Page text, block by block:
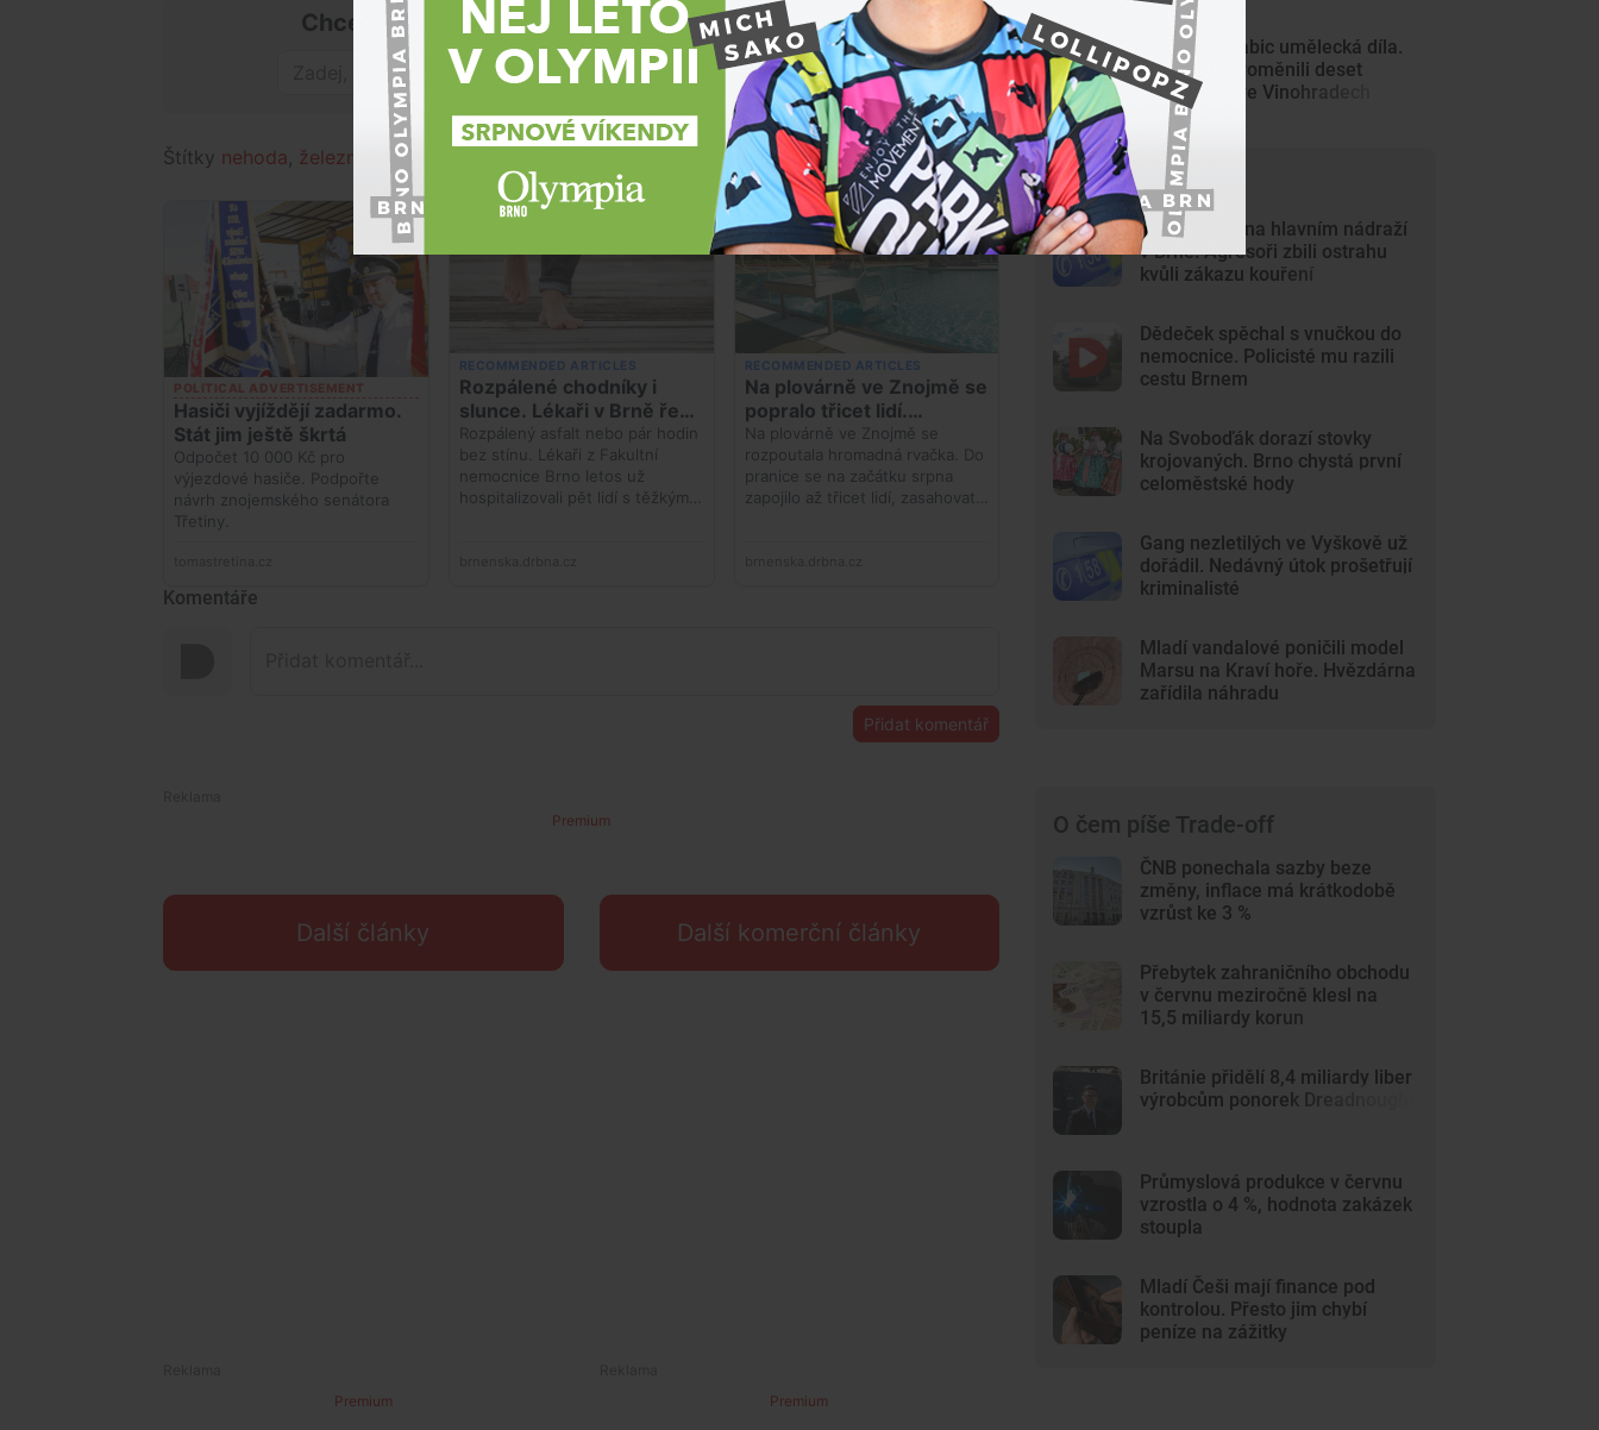
Chceš mít přehled o tom, co se děje kolem tebe?
Přihlásit
Štítky nehoda železnice Jihomoravský
Komentáře
Přidat komentář
Premium
Další články Další komerční články
Z šedých krabic umělecká díla.
Výtvarníci proměnili deset
trafostanic ve Vinohradech
Nejčtenější články
Krvavý útok na hlavním nádraží
v Brně. Agresoři zbili ostrahu
kvůli zákazu kouření
Dědeček spěchal s vnučkou do
nemocnice. Policisté mu razili
cestu Brnem
Na Svoboďák dorazí stovky
krojovaných. Brno chystá první
celoměstské hody
Gang nezletilých ve Vyškově už
dořádil. Nedávný útok prošetřují
kriminalisté
Mladí vandalové poničili model
Marsu na Kraví hoře. Hvězdárna
zařídila náhradu
O čem píše Trade-off
ČNB ponechala sazby beze
změny, inflace má krátkodobě
vzrůst ke 3 %
Přebytek zahraničního obchodu
v červnu meziročně klesl na
15,5 miliardy korun
Británie přidělí 8,4 miliardy liber
výrobcům ponorek Dreadnought
Průmyslová produkce v červnu
vzrostla o 4 %, hodnota zakázek
stoupla
Mladí Češi mají finance pod
kontrolou. Přesto jim chybí
peníze na zážitky
Premium Premium